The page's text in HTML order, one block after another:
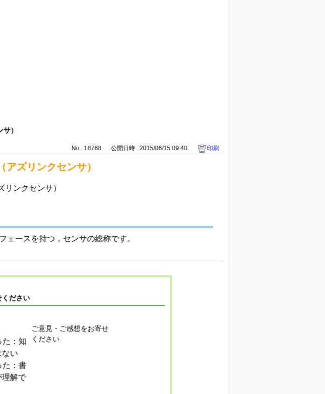
）
No : 18768 公開日時 : 2015/06/15 09:40 印刷
ズリンクセンサ）
ンクセンサ）
ェースを持つ，センサの総称です。
ください
た：知
ない
た：書
理解で
ご意見・ご感想をお寄せ
ください